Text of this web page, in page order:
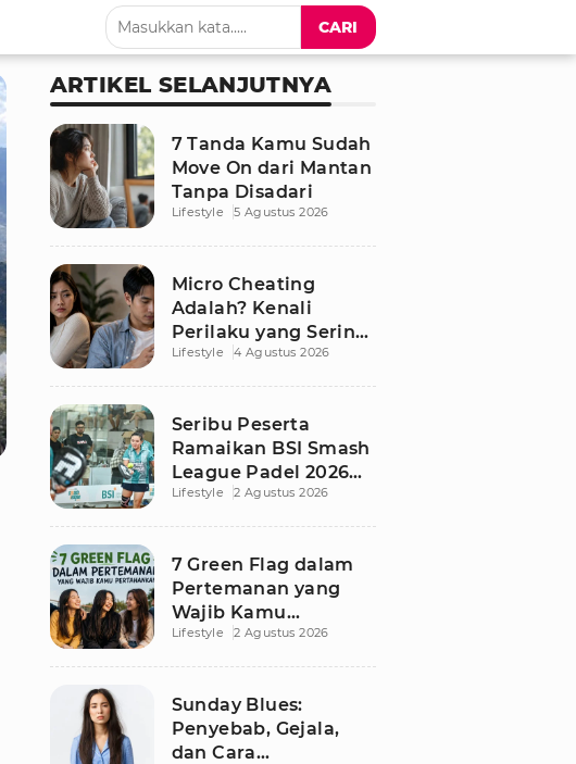
CARI
ARTIKEL SELANJUTNYA
7 Tanda Kamu Sudah
Move On dari Mantan
Tanpa Disadari
Lifestyle 5 Agustus 2026
Micro Cheating
Adalah? Kenali
Perilaku yang Sering
Tak Disadari dalam
Lifestyle 4 Agustus 2026
Seribu Peserta
Ramaikan BSI Smash
League Padel 2026
Besutan RANS
Lifestyle 2 Agustus 2026
7 Green Flag dalam
Pertemanan yang
Wajib Kamu
Pertahankan, Bikin
Lifestyle 2 Agustus 2026
Sunday Blues:
Penyebab, Gejala,
dan Cara